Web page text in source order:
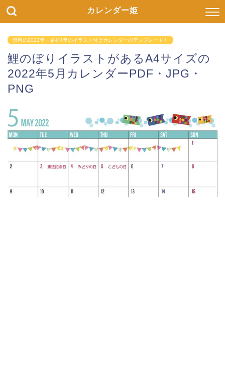
カレンダー姫
無料の2022年・令和4年のイラスト付きカレンダーのテンプレート！
鯉のぼりイラストがあるA4サイズの
2022年5月カレンダーPDF・JPG・
PNG